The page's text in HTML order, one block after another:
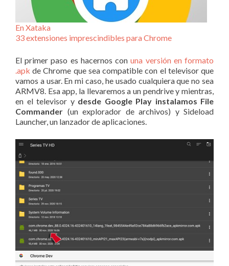
En Xataka
33 extensiones imprescindibles para Chrome
El primer paso es hacernos conuna versión en formato
.apk de Chrome que sea compatible con el televisor que
vamos a usar. En mi caso, he usado cualquiera que no sea
ARMV8. Esa app, la llevaremos a un pendrive y mientras,
en el televisor y desde Google Play instalamos File
Commander (un explorador de archivos) y Sideload
Launcher, un lanzador de aplicaciones.